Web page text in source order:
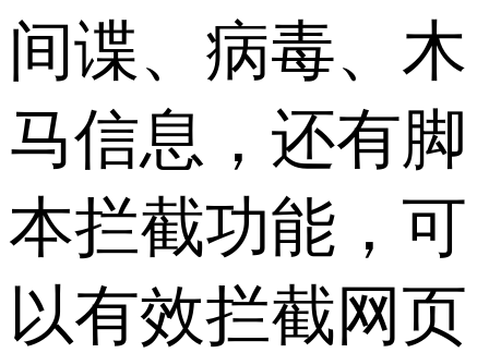
间谍、病毒、木
马信息，还有脚
本拦截功能，可
以有效拦截网页